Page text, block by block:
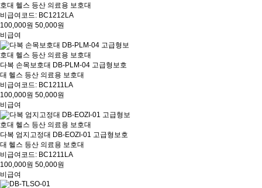
호대 헬스 등산 의료용 보호대
비급여코드: BC1212LA
100,000원 50,000원
비급여
다복 손목보호대 DB-PLM-04 고급형보호
대 헬스 등산 의료용 보호대
비급여코드: BC1211LA
100,000원 50,000원
비급여
다복 엄지고정대 DB-EOZI-01 고급형보호
대 헬스 등산 의료용 보호대
비급여코드: BC1211LA
100,000원 50,000원
비급여